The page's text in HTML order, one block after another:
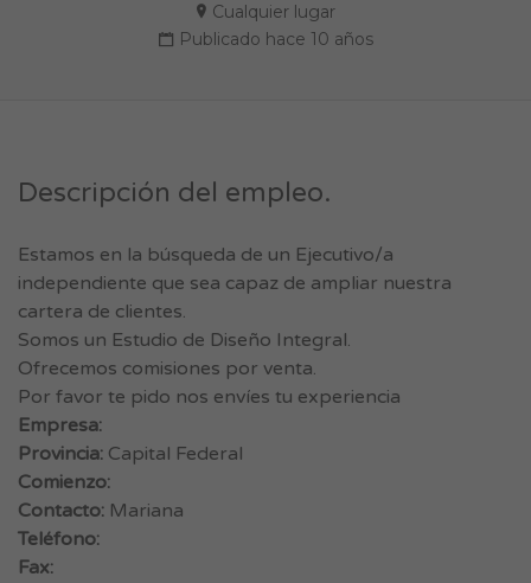
Cualquier lugar
Publicado hace 10 años
Descripción del empleo.
Estamos en la búsqueda de un Ejecutivo/a
independiente que sea capaz de ampliar nuestra
cartera de clientes.
Somos un Estudio de Diseño Integral.
Ofrecemos comisiones por venta.
Por favor te pido nos envíes tu experiencia
Empresa:
Provincia: Capital Federal
Comienzo:
Contacto: Mariana
Teléfono:
Fax: